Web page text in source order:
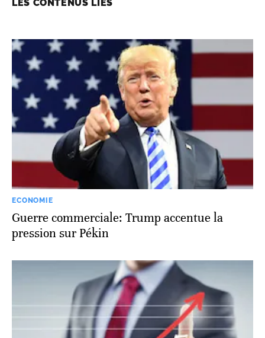
LES CONTENUS LIÉS
ECONOMIE
Guerre commerciale: Trump accentue la
pression sur Pékin